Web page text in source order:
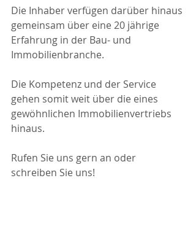
Die Inhaber verfügen darüber hinaus
gemeinsam über eine 20 jährige
Erfahrung in der Bau- und
Immobilienbranche.
Die Kompetenz und der Service
gehen somit weit über die eines
gewöhnlichen Immobilienvertriebs
hinaus.
Rufen Sie uns gern an oder
schreiben Sie uns!